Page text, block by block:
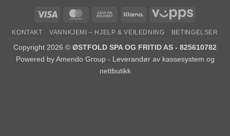
KONTAKT VANNKJEMI – HJELP & VEILEDNING BETINGELSER
Copyright 2026 © ØSTFOLD SPA OG FRITID AS - 825610782
Powered byAmendo Group - Leverandør av kassesystem og
nettbutikk